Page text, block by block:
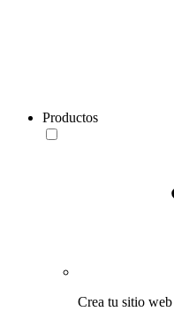
Productos
Crea tu sitio web